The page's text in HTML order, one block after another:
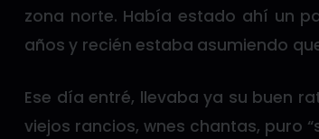
zona norte. Había estado ahí un
años y recién estaba asumiendo
Ese día entré, llevaba ya su buen
viejos rancios, wnes chantas, puro